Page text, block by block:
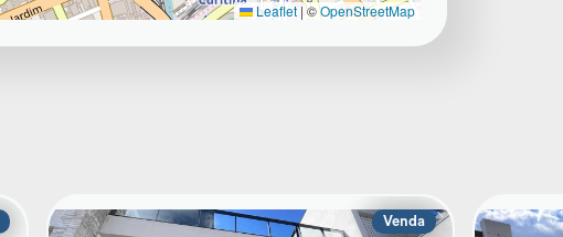
Leaflet |©OpenStreetMap
Venda